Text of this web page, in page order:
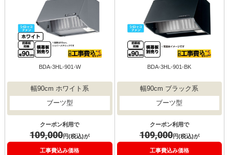
BDA-3HL-901-W
幅90cm ホワイト系
ブーツ型
クーポン利用で
109,000円(税込)が
工事費込み価格
BDA-3HL-901-BK
幅90cm ブラック系
ブーツ型
クーポン利用で
109,000円(税込)が
工事費込み価格